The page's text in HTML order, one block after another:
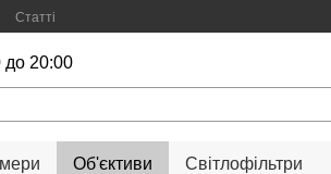
Статті
20:00
Об'єктиви Світлофільтри